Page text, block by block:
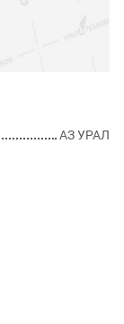
АЗ УРАЛ